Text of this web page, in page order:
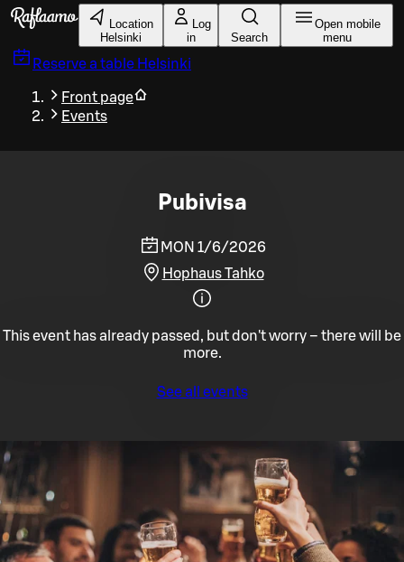
Skip to main content
Location
Helsinki
Log
in
Search
Open mobile
menu
Reserve a table Helsinki
Front page
Events
Pubivisa
MON 1/6/2026
Hophaus Tahko
This event has already passed, but don't worry – there will be
more.
See all events